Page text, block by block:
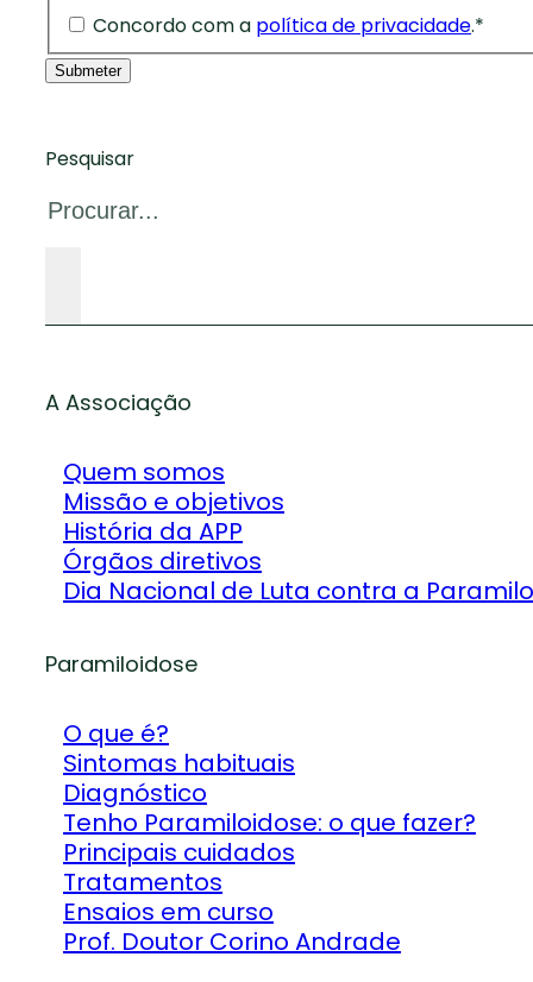
Concordo com a política de privacidade.*
Submeter
Pesquisar
A Associação
Quem somos
Missão e objetivos
História da APP
Órgãos diretivos
Dia Nacional de Luta contra a
Paramiloidose
O que é?
Sintomas habituais
Diagnóstico
Tenho Paramiloidose: o que fazer?
Principais cuidados
Tratamentos
Ensaios em curso
Prof. Doutor Corino Andrade